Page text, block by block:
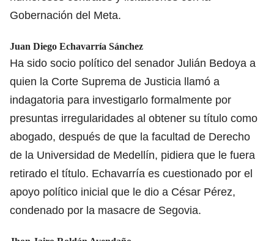
Gobernación del Meta.
Juan Diego Echavarría Sánchez
Ha sido socio político del senador Julián Bedoya a
quien la Corte Suprema de Justicia llamó a
indagatoria para investigarlo formalmente por
presuntas irregularidades al obtener su título como
abogado, después de que la facultad de Derecho
de la Universidad de Medellín, pidiera que le fuera
retirado el título. Echavarría es cuestionado por el
apoyo político inicial que le dio a César Pérez,
condenado por la masacre de Segovia.